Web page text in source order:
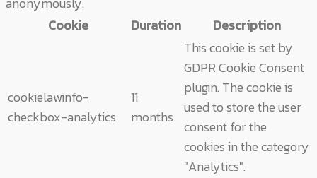
Cookie
Duration Description
cookielawinfo-
checkbox-analytics
11
months
This cookie is set by
GDPR Cookie Consent
plugin. The cookie is
used to store the user
consent for the
cookies in the category
"Analytics".